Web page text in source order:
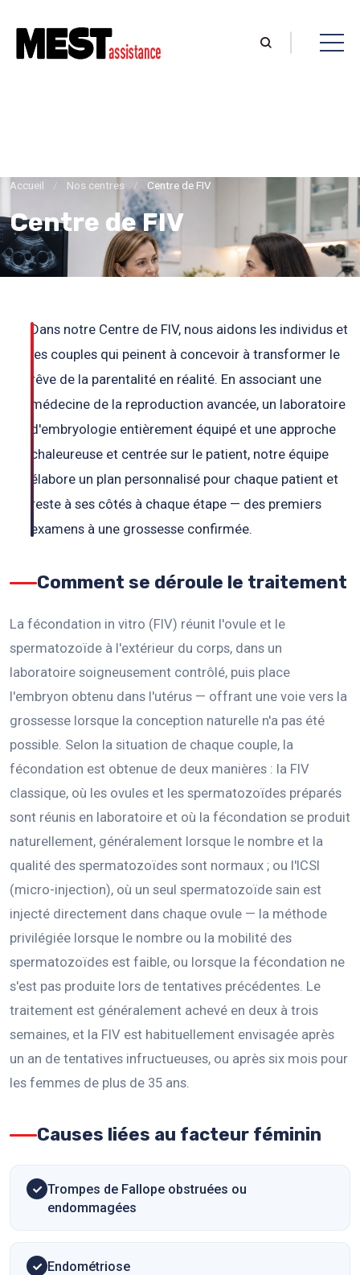
Accueil / Nos centres / Centre de FIV
Centre de FIV
Dans notre Centre de FIV, nous aidons les individus et
les couples qui peinent à concevoir à transformer le
rêve de la parentalité en réalité. En associant une
médecine de la reproduction avancée, un laboratoire
d'embryologie entièrement équipé et une approche
chaleureuse et centrée sur le patient, notre équipe
élabore un plan personnalisé pour chaque patient et
reste à ses côtés à chaque étape — des premiers
examens à une grossesse confirmée.
Comment se déroule le traitement
La fécondation in vitro (FIV) réunit l'ovule et le
spermatozoïde à l'extérieur du corps, dans un
laboratoire soigneusement contrôlé, puis place
l'embryon obtenu dans l'utérus — offrant une voie vers la
grossesse lorsque la conception naturelle n'a pas été
possible. Selon la situation de chaque couple, la
fécondation est obtenue de deux manières : la FIV
classique, où les ovules et les spermatozoïdes préparés
sont réunis en laboratoire et où la fécondation se produit
naturellement, généralement lorsque le nombre et la
qualité des spermatozoïdes sont normaux ; ou l'ICSI
(micro-injection), où un seul spermatozoïde sain est
injecté directement dans chaque ovule — la méthode
privilégiée lorsque le nombre ou la mobilité des
spermatozoïdes est faible, ou lorsque la fécondation ne
s'est pas produite lors de tentatives précédentes. Le
traitement est généralement achevé en deux à trois
semaines, et la FIV est habituellement envisagée après
un an de tentatives infructueuses, ou après six mois pour
les femmes de plus de 35 ans.
Causes liées au facteur féminin
Trompes de Fallope obstruées ou
endommagées
Endométriose